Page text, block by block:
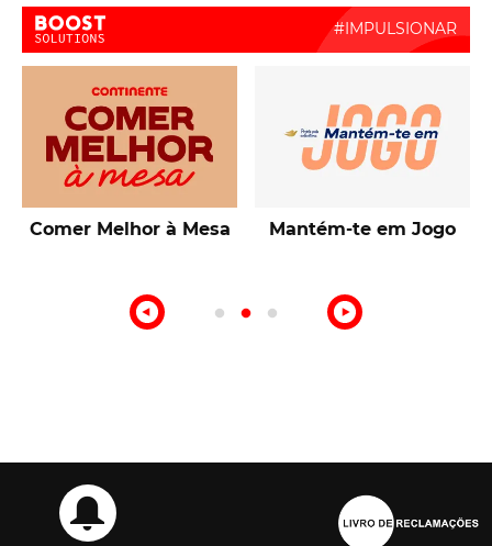
Boost Activate
Mantém-te em Jogo Talentos de Lisboa